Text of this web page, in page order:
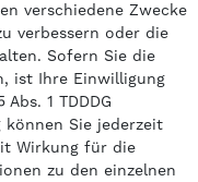
verschiedene Zwecke
verbessern oder die
Sofern Sie die
ist Ihre Einwilligung
1 TDDDG
Sie jederzeit
Wirkung für die
zu den einzelnen